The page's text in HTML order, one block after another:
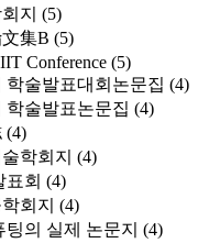
지 (5)
集B (5)
Conference (5)
학술발표대회논문집 (4)
학술발표논문집 (4)
(4)
학회지 (4)
표회 (4)
회지 (4)
의 실제 논문지 (4)